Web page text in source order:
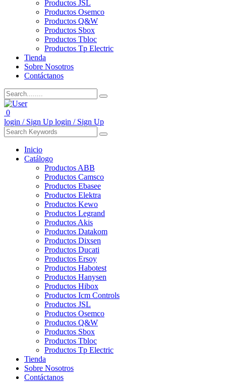
Productos JSL
Productos Osemco
Productos Q&W
Productos Sbox
Productos Tbloc
Productos Tp Electric
Tienda
Sobre Nosotros
Contáctanos
0
login / Sign Up login / Sign Up
Inicio
Catálogo
Productos ABB
Productos Camsco
Productos Ebasee
Productos Elektra
Productos Kewo
Productos Legrand
Productos Akis
Productos Datakom
Productos Dixsen
Productos Ducati
Productos Ersoy
Productos Habotest
Productos Hanysen
Productos Hibox
Productos Icm Controls
Productos JSL
Productos Osemco
Productos Q&W
Productos Sbox
Productos Tbloc
Productos Tp Electric
Tienda
Sobre Nosotros
Contáctanos